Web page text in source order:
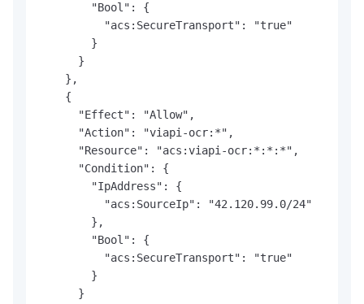
        "Bool": {
          "acs:SecureTransport": "true"
        }
      }
    },
    {
      "Effect": "Allow",
      "Action": "viapi-ocr:*",
      "Resource": "acs:viapi-ocr:*:*:*",
      "Condition": {
        "IpAddress": {
          "acs:SourceIp": "42.120.99.0/24"
        },
        "Bool": {
          "acs:SecureTransport": "true"
        }
      }